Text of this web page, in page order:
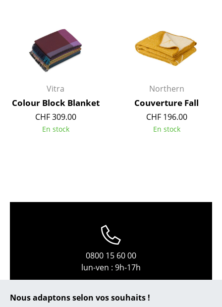
Nous adaptons selon vos souhaits !
Bibliothèques
Étagères murales
Meubles TV
Caissons roulants et Meubles d’appoint
Suspensions & Plafonniers
Lampes de table
Lampes de bureau
Vitra
Colour Block Blanket
CHF 309.00
En stock
Northern
Couverture Fall
CHF 196.00
En stock
0800 15 60 00
lun-ven : 9h-17h